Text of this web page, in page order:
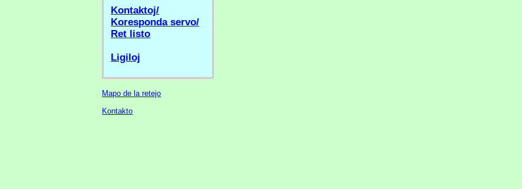
Kontaktoj/
Koresponda servo/
Ret listo
Ligiloj
Mapo de la retejo
Kontakto